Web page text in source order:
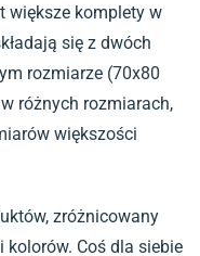
większe komplety w
się z dwóch
rozmiarze (70x80
różnych rozmiarach,
większości
zróżnicowany
kolorów. Coś dla siebie